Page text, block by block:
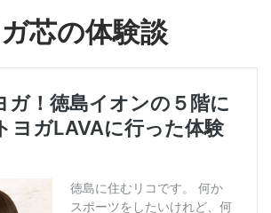
芯の体験談